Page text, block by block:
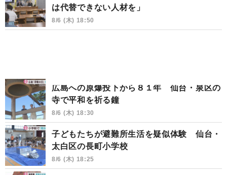
は代替できない人材を」
8/6 (木) 18:50
広島への原爆投下から８１年 仙台・泉区の
寺で平和を祈る鐘
8/6 (木) 18:30
子どもたちが避難所生活を疑似体験 仙台・
太白区の長町小学校
8/6 (木) 18:25